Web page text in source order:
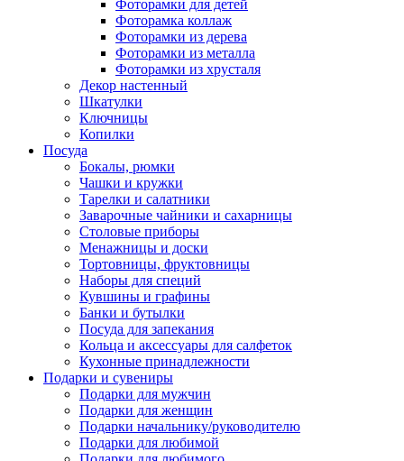
Фоторамки для детей
Фоторамка коллаж
Фоторамки из дерева
Фоторамки из металла
Фоторамки из хрусталя
Декор настенный
Шкатулки
Ключницы
Копилки
Посуда
Бокалы, рюмки
Чашки и кружки
Тарелки и салатники
Заварочные чайники и сахарницы
Столовые приборы
Менажницы и доски
Тортовницы, фруктовницы
Наборы для специй
Кувшины и графины
Банки и бутылки
Посуда для запекания
Кольца и аксессуары для салфеток
Кухонные принадлежности
Подарки и сувениры
Подарки для мужчин
Подарки для женщин
Подарки начальнику/руководителю
Подарки для любимой